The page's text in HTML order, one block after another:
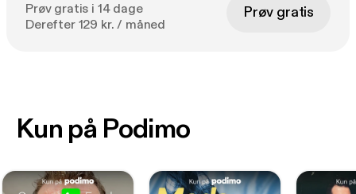
Prøv gratis i 14 dage
Derefter 129 kr. / måned
Prøv gratis
Kun på Podimo